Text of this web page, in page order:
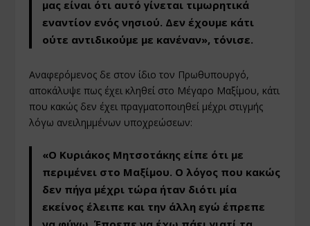
μας είναι ότι αυτό γίνεται τιμωρητικά
εναντίον ενός νησιού. Δεν έχουμε κάτι
ούτε αντιδικούμε με κανέναν», τόνισε.
Αναφερόμενος δε στον ίδιο τον Πρωθυπουργό,
αποκάλυψε πως έχει κληθεί στο Μέγαρο Μαξίμου, κάτι
που κακώς δεν έχει πραγματοποιηθεί μέχρι στιγμής
λόγω ανειλημμένων υποχρεώσεων:
«Ο Κυριάκος Μητσοτάκης είπε ότι με
περιμένει στο Μαξίμου. Ο λόγος που κακώς
δεν πήγα μέχρι τώρα ήταν διότι μία
εκείνος έλειπε και την άλλη εγώ έπρεπε